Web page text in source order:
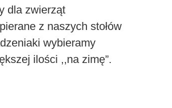
dla zwierząt
z naszych stołów
wybieramy
ilości ,,na zimę”.